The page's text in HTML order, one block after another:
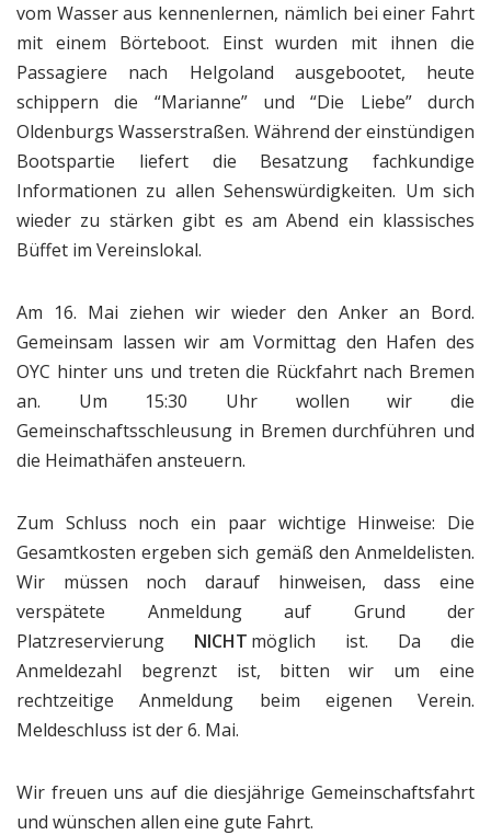
vom Wasser aus kennenlernen, nämlich bei einer Fahrt
mit einem Börteboot. Einst wurden mit ihnen die
Passagiere nach Helgoland ausgebootet, heute
schippern die “Marianne” und “Die Liebe” durch
Oldenburgs Wasserstraßen. Während der einstündigen
Bootspartie liefert die Besatzung fachkundige
Informationen zu allen Sehenswürdigkeiten. Um sich
wieder zu stärken gibt es am Abend ein klassisches
Büffet im Vereinslokal.
Am 16. Mai ziehen wir wieder den Anker an Bord.
Gemeinsam lassen wir am Vormittag den Hafen des
OYC hinter uns und treten die Rückfahrt nach Bremen
an. Um 15:30 Uhr wollen wir die
Gemeinschaftsschleusung in Bremen durchführen und
die Heimathäfen ansteuern.
Zum Schluss noch ein paar wichtige Hinweise: Die
Gesamtkosten ergeben sich gemäß den Anmeldelisten.
Wir müssen noch darauf hinweisen, dass eine
verspätete Anmeldung auf Grund der
Platzreservierung NICHT möglich ist. Da die
Anmeldezahl begrenzt ist, bitten wir um eine
rechtzeitige Anmeldung beim eigenen Verein.
Meldeschluss ist der 6. Mai.
Wir freuen uns auf die diesjährige Gemeinschaftsfahrt
und wünschen allen eine gute Fahrt.